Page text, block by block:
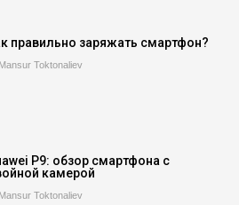
правильно заряжать смартфон?
Toktonaliev
P9: обзор смартфона с
камерой
Toktonaliev